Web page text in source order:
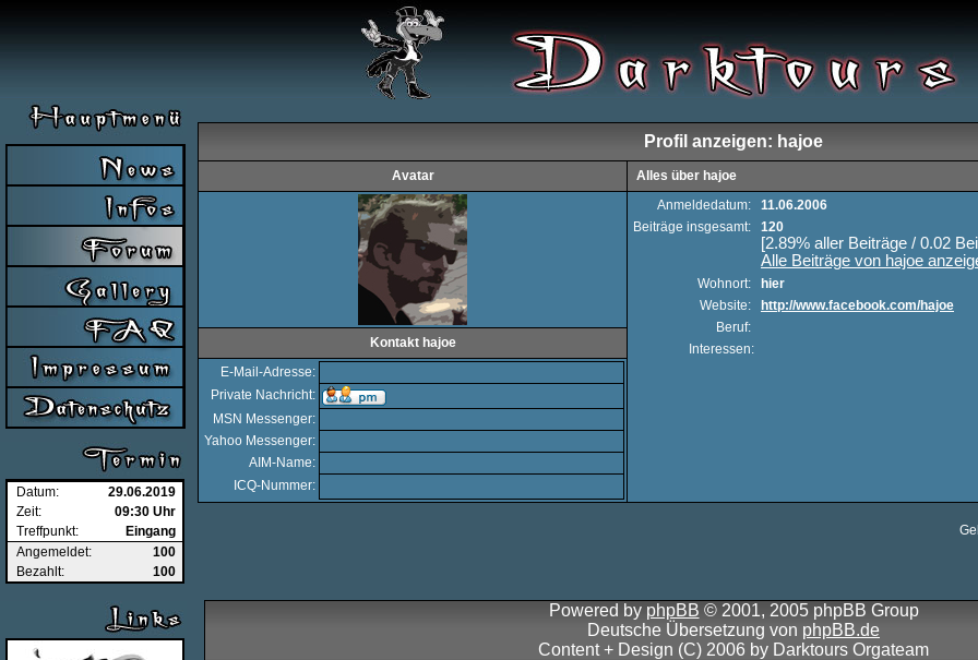
Datum:
29.06.2019
Zeit:
09:30 Uhr
Treffpunkt:
Eingang
Angemeldet:
100
Bezahlt:
100
Profil anzeigen: hajoe
Avatar
Alles über hajoe
Anmeldedatum:
11.06.2006
Beiträge insgesamt:
120
[2.89% aller Beiträge / 0.02
Alle Beiträge von hajoe
Wohnort:
hier
Website:
http://www.facebook.com/hajoe
Beruf:
Interessen:
Kontakt hajoe
E-Mail-Adresse:
Private Nachricht:
MSN Messenger:
Yahoo Messenger:
AIM-Name:
ICQ-Nummer:
Powered by phpBB © 2001, 2005 phpBB Group
Deutsche Übersetzung von phpBB.de
Content + Design (C) 2006 by Darktours Orgateam